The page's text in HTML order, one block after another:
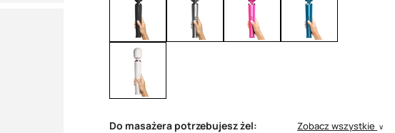
Do masażera potrzebujesz żel: Zobacz wszystkie ∨